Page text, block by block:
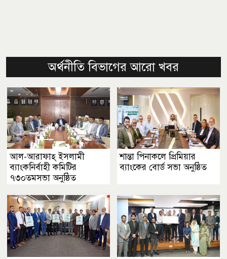
অর্থনীতি বিভাগের আরো খবর
আল-আরাফাহ্ ইসলামী
ব্যাংকনির্বাহী কমিটির
৭৩০তমসভা অনুষ্ঠিত
শান্তা পিনাকলে প্রিমিয়ার
ব্যাংকের বোর্ড সভা অনুষ্ঠিত